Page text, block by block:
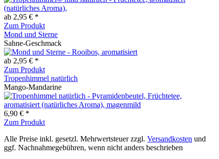
ab 2,95 € *
Zum Produkt
Mond und Sterne
Sahne-Geschmack
ab 2,95 € *
Zum Produkt
Tropenhimmel natürlich
Mango-Mandarine
6,90 € *
Zum Produkt
Alle Preise inkl. gesetzl. Mehrwertsteuer zzgl. Versandkosten und
ggf. Nachnahmegebühren, wenn nicht anders beschrieben